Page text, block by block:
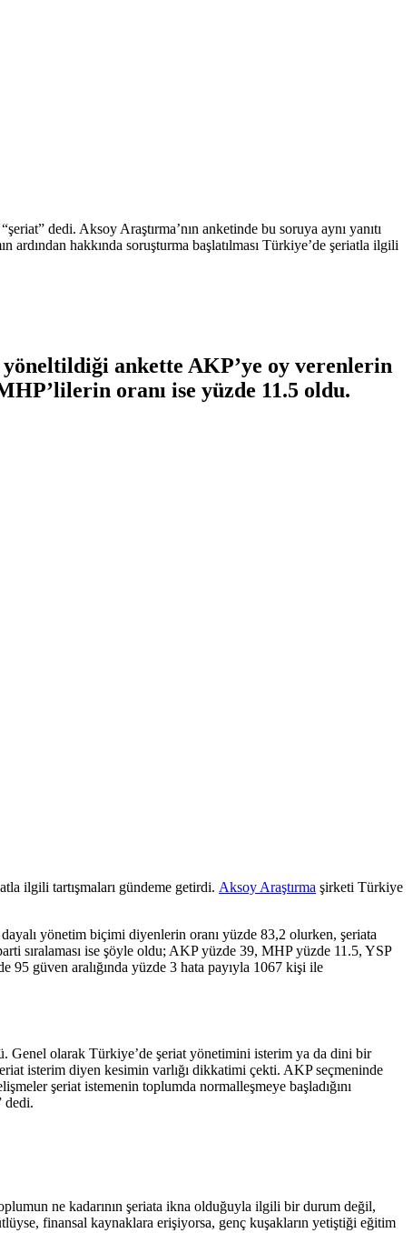
dedi. Aksoy Araştırma’nın anketinde bu soruya aynı yanıtı
ardından hakkında soruşturma başlatılması Türkiye’de şeriatla ilgili
ankette AKP’ye oy verenlerin
oranı ise yüzde 11.5 oldu.
ilgili tartışmaları gündeme getirdi. Aksoy Araştırma şirketi Türkiye
yönetim biçimi diyenlerin oranı yüzde 83,2 olurken, şeriata
sıralaması ise şöyle oldu; AKP yüzde 39, MHP yüzde 11.5, YSP
güven aralığında yüzde 3 hata payıyla 1067 kişi ile
Genel olarak Türkiye’de şeriat yönetimini isterim ya da dini bir
isterim diyen kesimin varlığı dikkatimi çekti. AKP seçmeninde
şeriat istemenin toplumda normalleşmeye başladığını
dedi.
ne kadarının şeriata ikna olduğuyla ilgili bir durum değil,
finansal kaynaklara erişiyorsa, genç kuşakların yetiştiği eğitim